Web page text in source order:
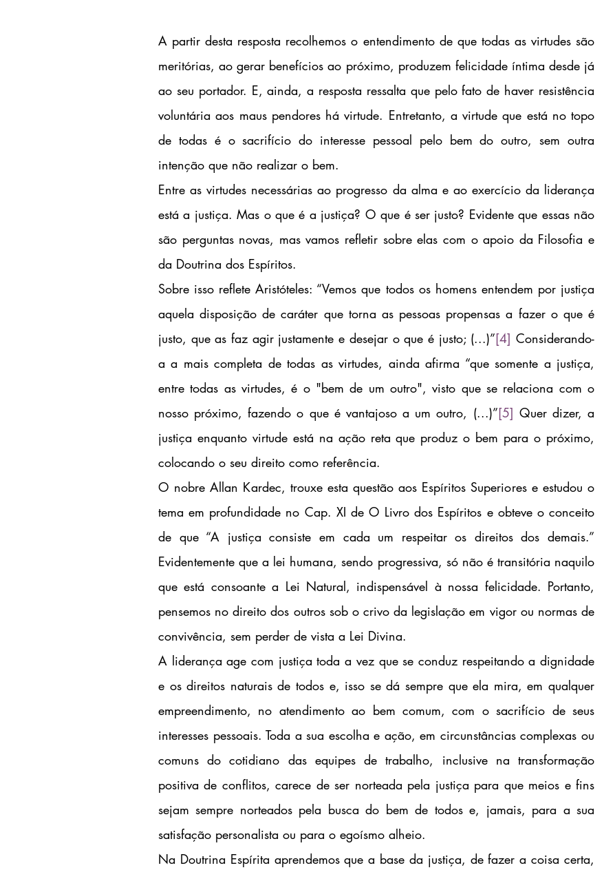
A partir desta resposta recolhemos o entendimento de que todas as virtudes são
meritórias, ao gerar benefícios ao próximo, produzem felicidade íntima desde já
ao seu portador. E, ainda, a resposta ressalta que pelo fato de haver resistência
voluntária aos maus pendores há virtude. Entretanto, a virtude que está no topo
de todas é o sacrifício do interesse pessoal pelo bem do outro, sem outra
intenção que não realizar o bem.
Entre as virtudes necessárias ao progresso da alma e ao exercício da liderança
está a justiça. Mas o que é a justiça? O que é ser justo? Evidente que essas não
são perguntas novas, mas vamos refletir sobre elas com o apoio da Filosofia e
da Doutrina dos Espíritos.
Sobre isso reflete Aristóteles: “Vemos que todos os homens entendem por justiça
aquela disposição de caráter que torna as pessoas propensas a fazer o que é
justo, que as faz agir justamente e desejar o que é justo; (...)”[4] Considerando-
a a mais completa de todas as virtudes, ainda afirma “que somente a justiça,
entre todas as virtudes, é o "bem de um outro", visto que se relaciona com o
nosso próximo, fazendo o que é vantajoso a um outro, (...)”[5] Quer dizer, a
justiça enquanto virtude está na ação reta que produz o bem para o próximo,
colocando o seu direito como referência.
O nobre Allan Kardec, trouxe esta questão aos Espíritos Superiores e estudou o
tema em profundidade no Cap. XI de O Livro dos Espíritos e obteve o conceito
de que “A justiça consiste em cada um respeitar os direitos dos demais.”
Evidentemente que a lei humana, sendo progressiva, só não é transitória naquilo
que está consoante a Lei Natural, indispensável à nossa felicidade. Portanto,
pensemos no direito dos outros sob o crivo da legislação em vigor ou normas de
convivência, sem perder de vista a Lei Divina.
A liderança age com justiça toda a vez que se conduz respeitando a dignidade
e os direitos naturais de todos e, isso se dá sempre que ela mira, em qualquer
empreendimento, no atendimento ao bem comum, com o sacrifício de seus
interesses pessoais. Toda a sua escolha e ação, em circunstâncias complexas ou
comuns do cotidiano das equipes de trabalho, inclusive na transformação
positiva de conflitos, carece de ser norteada pela justiça para que meios e fins
sejam sempre norteados pela busca do bem de todos e, jamais, para a sua
satisfação personalista ou para o egoísmo alheio.
Na Doutrina Espírita aprendemos que a base da justiça, de fazer a coisa certa,